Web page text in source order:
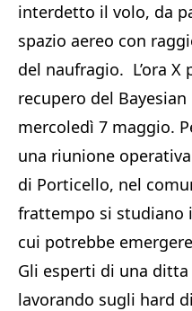
interdetto il volo, da
spazio aereo con
del naufragio. L’ora X
recupero del
mercoledì 7 maggio.
una riunione
di Porticello, nel
frattempo si studiano
cui potrebbe
Gli esperti di una
lavorando sugli hard